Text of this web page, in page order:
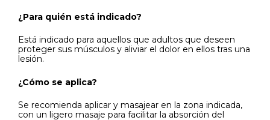
¿Para quién está indicado?
Está indicado para aquellos que adultos que deseen
proteger sus músculos y aliviar el dolor en ellos tras una
lesión.
¿Cómo se aplica?
Se recomienda aplicar y masajear en la zona indicada,
con un ligero masaje para facilitar la absorción del